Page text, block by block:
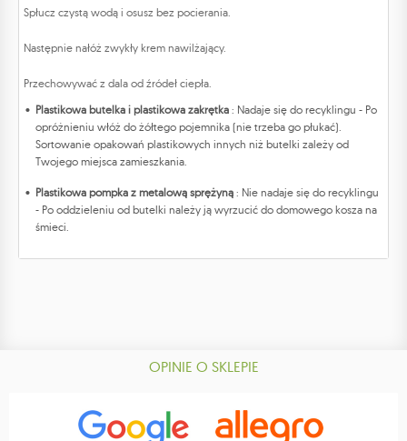
Spłucz czystą wodą i osusz bez pocierania.
Następnie nałóż zwykły krem nawilżający.
Przechowywać z dala od źródeł ciepła.
Plastikowa butelka i plastikowa zakrętka : Nadaje się do recyklingu - Po
opróżnieniu włóż do żółtego pojemnika (nie trzeba go płukać).
Sortowanie opakowań plastikowych innych niż butelki zależy od
Twojego miejsca zamieszkania.
Plastikowa pompka z metalową sprężyną : Nie nadaje się do recyklingu
- Po oddzieleniu od butelki należy ją wyrzucić do domowego kosza na
śmieci.
OPINIE O SKLEPIE